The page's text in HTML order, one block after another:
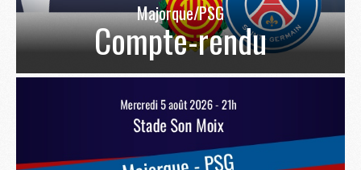
Majorque/PSG
Compte-rendu